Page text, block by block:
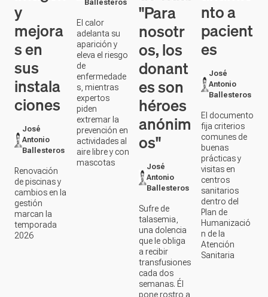
sus
instala
ciones
José
Antonio
Ballesteros
Renovación
de piscinas y
cambios en la
gestión
temporada
2026
enfermedade
s, mientras
expertos
piden
extremar la
prevención en
actividades al
aire libre y con
mascotas
donant
es son
héroes
anónim
os"
José
Antonio
Ballesteros
Sufre de
talasemia,
una dolencia
que le obliga
transfusiones
cada dos
semanas. Él
pone rostro a
la
importancia
de donar
sangre en
Extremadura
José
Antonio
Ballesteros
El documento
fija criterios
comunes de
buenas
visitas en
centros
sanitarios
dentro del
Plan de
Humanizació
n de la
Atención
Sanitaria